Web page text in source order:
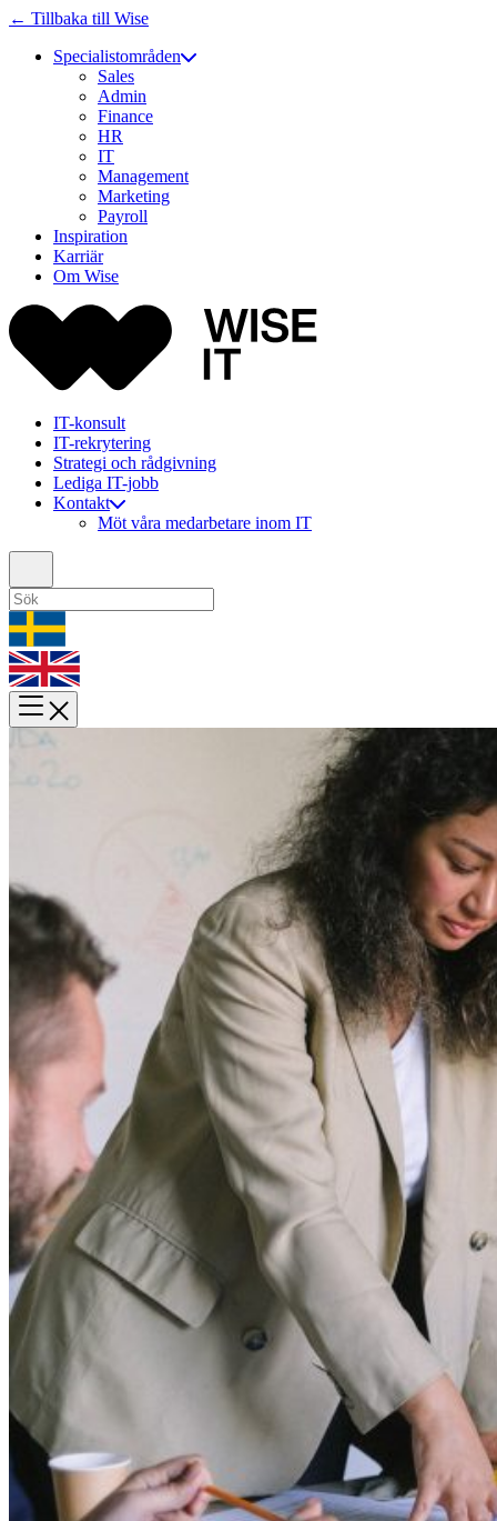
← Tillbaka till Wise
Specialistområden
Sales
Admin
Finance
HR
IT
Management
Marketing
Payroll
Inspiration
Karriär
Om Wise
IT-konsult
IT-rekrytering
Strategi och rådgivning
Lediga IT-jobb
Kontakt
Möt våra medarbetare inom IT